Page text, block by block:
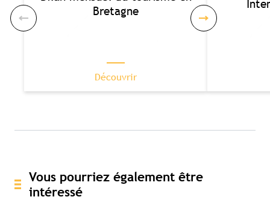
Bretagne
Découvrir
Vous pourriez également être
intéressé